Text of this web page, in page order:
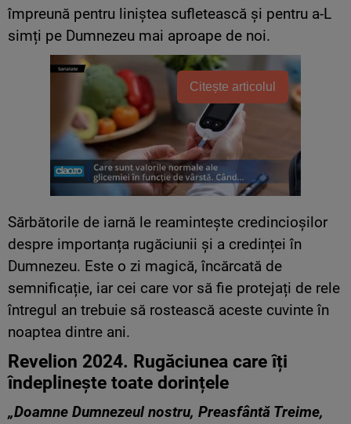
împreună pentru liniștea sufletească și pentru a-L
simți pe Dumnezeu mai aproape de noi.
Citește articolul
Sărbătorile de iarnă le reamintește credincioșilor
despre importanța rugăciunii și a credinței în
Dumnezeu. Este o zi magică, încărcată de
semnificație, iar cei care vor să fie protejați de rele
întregul an trebuie să rostească aceste cuvinte în
noaptea dintre ani.
Revelion 2024. Rugăciunea care îți
îndeplinește toate dorințele
„Doamne Dumnezeul nostru, Preasfântă Treime,